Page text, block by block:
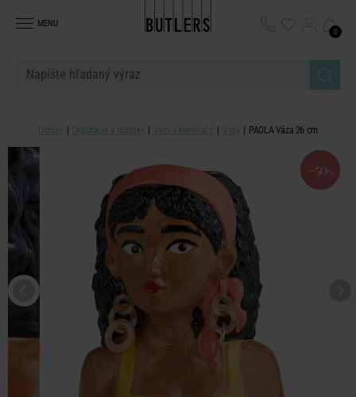
MENU
0
Domov Dekorácie a doplnky Vázy a kvetináče Vázy PAOLA Váza 26 cm
-50 %